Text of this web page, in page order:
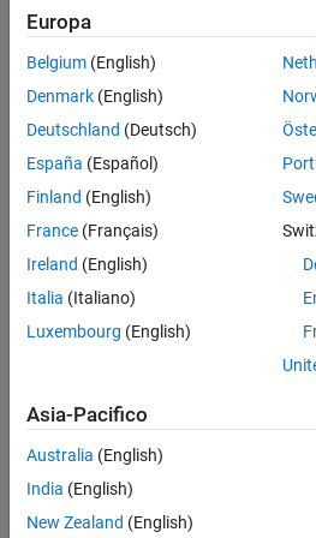
Array di celle
Array categorici
Array di data e ora
Array di durata
Tabelle orario
Enumerazioni
Dizionari
Customize Enumerated Types in
enumerated type, and control
How useful was
Europa
Belgium (English)
Denmark (English)
Deutschland (Deutsch)
España (Español)
Finland (English)
France (Français)
Ireland (English)
Italia (Italiano)
Luxembourg (English)
Asia-Pacifico
Australia (English)
India (English)
New Zealand (English)
Centro di fiducia
Antipirateria
Stato dell'applicazione
© 1994-2026 The MathWorks, Inc.